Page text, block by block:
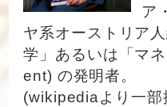
ア
ヤ系オーストリア
学」あるいは「マ
ent) の発明者。
(wikipediaより一部